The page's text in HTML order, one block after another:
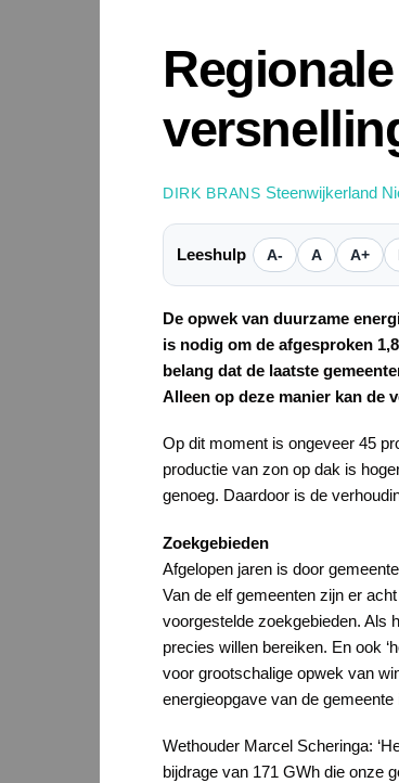
DIRK BRANS Steenwijkerland
Leeshulp A- A A+
De opwek van duurzame
is nodig om de afgesproken
belang dat de laatste
Alleen op deze manier kan de
Op dit moment is ongeveer 45
productie van zon op dak is
genoeg. Daardoor is de
Zoekgebieden
Afgelopen jaren is door
Van de elf gemeenten zijn er
voorgestelde zoekgebieden. Als
precies willen bereiken. En ook
voor grootschalige opwek van
energieopgave van de
Wethouder Marcel Scheringa:
bijdrage van 171 GWh die onze